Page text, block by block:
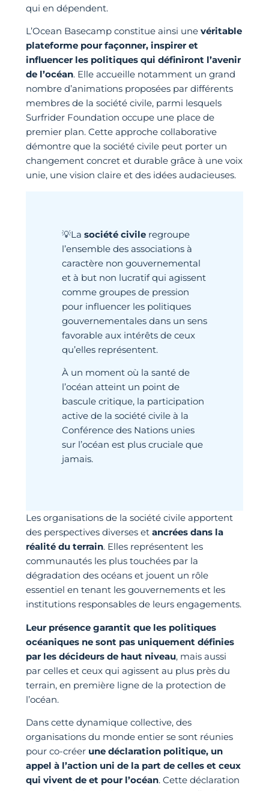
qui en dépendent.
L’Ocean Basecamp constitue ainsi unevéritable
plateforme pour façonner, inspirer et
influencer les politiques qui définiront l’avenir
de l’océan. Elle accueille notamment un grand
nombre d’animations proposées par différents
membres de la société civile, parmi lesquels
Surfrider Foundation occupe une place de
premier plan. Cette approche collaborative
démontre que la société civile peut porter un
changement concret et durable grâce à une voix
unie, une vision claire et des idées audacieuses.
💡La société civileregroupe
l’ensemble des associations à
caractère non gouvernemental
et à but non lucratif qui agissent
comme groupes de pression
pour influencer les politiques
gouvernementales dans un sens
favorable aux intérêts de ceux
qu’elles représentent.
À un moment où la santé de
l’océan atteint un point de
bascule critique, la participation
active de la société civile à la
Conférence des Nations unies
sur l’océan est plus cruciale que
jamais.
Les organisations de la société civile apportent
des perspectives diverses et ancrées dans la
réalité du terrain. Elles représentent les
communautés les plus touchées par la
dégradation des océans et jouent un rôle
essentiel en tenant les gouvernements et les
institutions responsables de leurs engagements.
Leur présence garantit que les politiques
océaniques ne sont pas uniquement définies
par les décideurs de haut niveau, mais aussi
par celles et ceux qui agissent au plus près du
terrain, en première ligne de la protection de
l’océan.
Dans cette dynamique collective, des
organisations du monde entier se sont réunies
pour co-créerune déclaration politique, un
appel à l’action uni de la part de celles et ceux
qui vivent de et pour l’océan. Cette déclaration